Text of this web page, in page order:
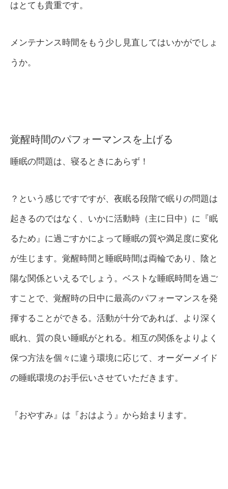
はとても貴重です。
メンテナンス時間をもう少し見直してはいかがでしょ
うか。
覚醒時間のパフォーマンスを上げる
睡眠の問題は、寝るときにあらず！
？という感じですですが、夜眠る段階で眠りの問題は
起きるのではなく、いかに活動時（主に日中）に『眠
るため』に過ごすかによって睡眠の質や満足度に変化
が生じます。覚醒時間と睡眠時間は両輪であり、陰と
陽な関係といえるでしょう。ベストな睡眠時間を過ご
すことで、覚醒時の日中に最高のパフォーマンスを発
揮することができる。活動が十分であれば、より深く
眠れ、質の良い睡眠がとれる。相互の関係をよりよく
保つ方法を個々に違う環境に応じて、オーダーメイド
の睡眠環境のお手伝いさせていただきます。
『おやすみ』は『おはよう』から始まります。